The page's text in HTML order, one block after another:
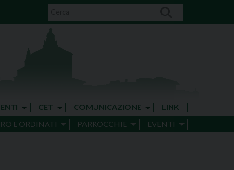
CET COMUNICAZIONE
LINK
E ORDINATI PARROCCHIE EVENTI